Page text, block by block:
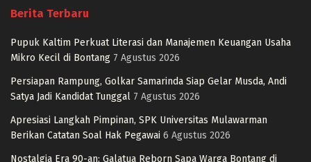
Berita Terbaru
Pupuk Kaltim Perkuat Literasi dan Manajemen Keuangan Usaha
Mikro Kecil di Bontang 7 Agustus 2026
Persiapan Rampung, Golkar Samarinda Siap Gelar Musda, Andi
Satya Jadi Kandidat Tunggal 7 Agustus 2026
Apresiasi Langkah Pimpinan, SPK Universitas Mulawarman
Berikan Catatan Soal Hak Pegawai 6 Agustus 2026
Nostalgia Era 90-an: Galatua Reborn Sapa Warga Bontang di